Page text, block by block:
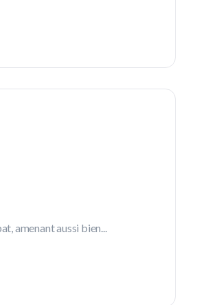
amenant aussi bien...